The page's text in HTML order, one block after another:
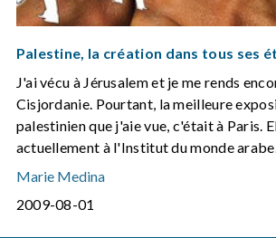
Palestine, la création dans tous ses
J'ai vécu à Jérusalem et je me rends
Cisjordanie. Pourtant, la meilleure
palestinien que j'aie vue, c'était à Paris.
actuellement à l'Institut du monde
Marie Medina
2009-08-01